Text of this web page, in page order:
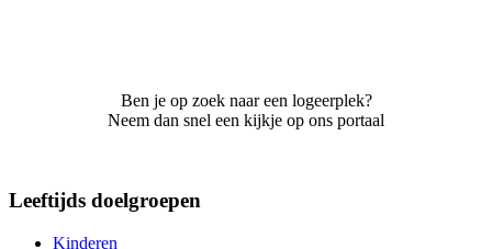
Ben je op zoek naar een logeerplek?
Neem dan snel een kijkje op ons portaal
Leeftijds doelgroepen
Kinderen